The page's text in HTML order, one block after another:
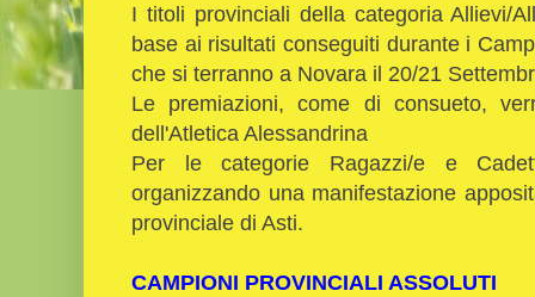
I titoli provinciali della categoria Allievi/
base ai risultati conseguiti durante i
che si terranno a Novara il 20/21
Le premiazioni, come di consueto,
dell'Atletica Alessandrina
Per le categorie Ragazzi/e e
organizzando una manifestazione
provinciale di Asti.
CAMPIONI PROVINCIALI ASSOLUTI